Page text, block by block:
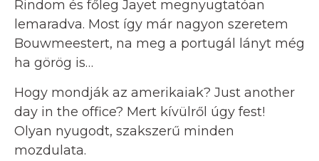
Rindom és főleg Jayet megnyugtatóan
lemaradva. Most így már nagyon szeretem
Bouwmeestert, na meg a portugál lányt még
ha görög is…
Hogy mondják az amerikaiak? Just another
day in the office? Mert kívülről úgy fest!
Olyan nyugodt, szakszerű minden
mozdulata.